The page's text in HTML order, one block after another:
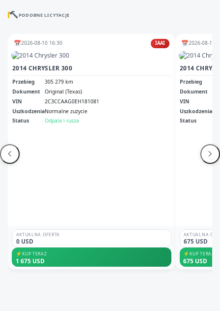
PODOBNE LICYTACJE
📅2026-08-10 16:30 IAAI
2014 CHRYSLER 300
Przebieg
305 279 km
Dokument
Original (Texas)
VIN
2C3CCAAG0EH181081
UszkodzeniaNormalne zużycie
Status
Odpala i rusza
AKTUALNA OFERTA
0 USD
⚡KUP TERAZ
1 675 USD
📅2026-08-12
2014
Przebieg
Dokument
VIN
Uszkodzenia
Status
AKTUALNA
675 USD
⚡KUP TERAZ
675 USD